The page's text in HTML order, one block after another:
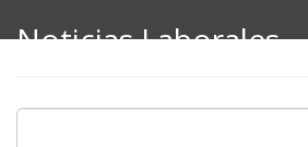
Noticias Laborales